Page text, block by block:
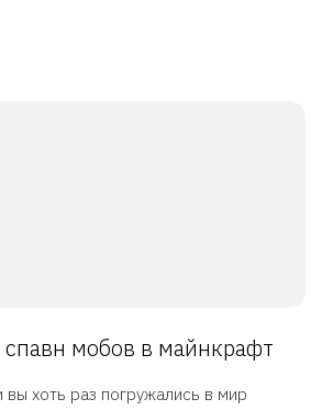
мобов в майнкрафт
вы хоть раз погружались в мир